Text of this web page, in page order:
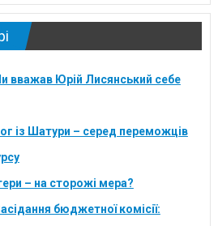
вважав Юрій Лисянський себе
із Шатури – серед переможців
– на сторожі мера?
бюджетної комісії: